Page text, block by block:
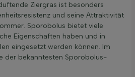
Ziergras ist besonders
und seine Attraktivität
Sporobolus bietet viele
Eigenschaften haben und in
eingesetzt werden können. Im
der bekanntesten Sporobolus-